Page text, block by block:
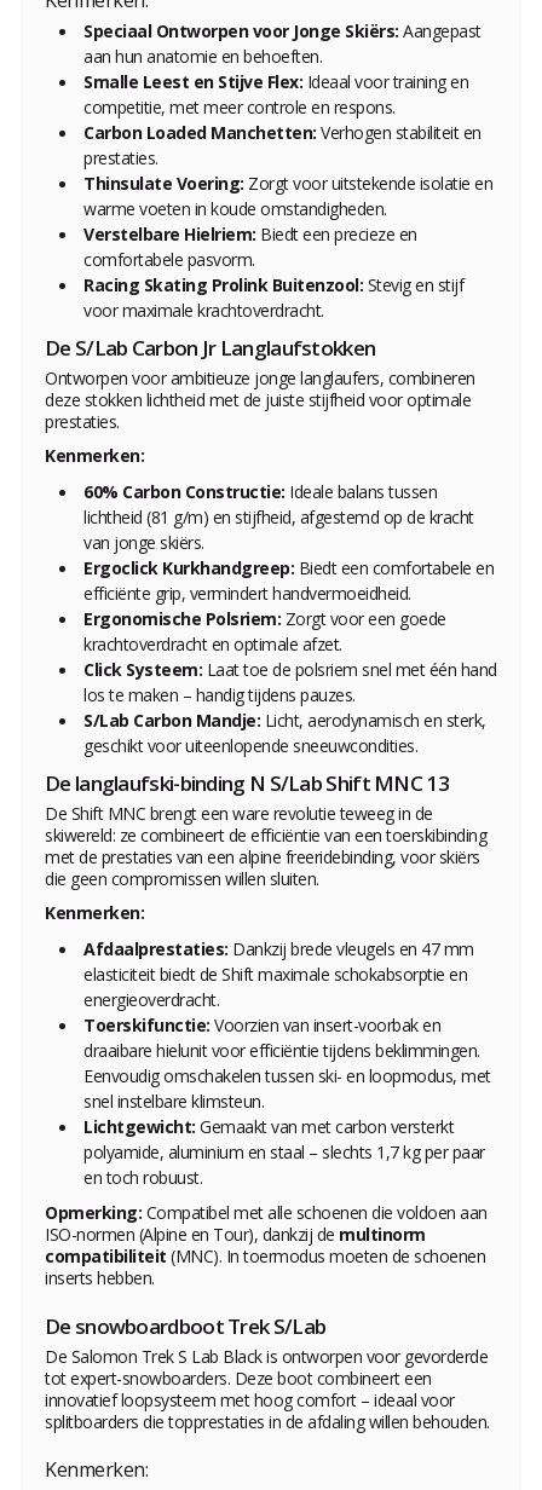
Speciaal Ontworpen voor Jonge Skiërs: Aangepast
aan hun anatomie en behoeften.
Smalle Leest en Stijve Flex: Ideaal voor training en
competitie, met meer controle en respons.
Carbon Loaded Manchetten: Verhogen stabiliteit en
prestaties.
Thinsulate Voering: Zorgt voor uitstekende isolatie en
warme voeten in koude omstandigheden.
Verstelbare Hielriem: Biedt een precieze en
comfortabele pasvorm.
Racing Skating Prolink Buitenzool: Stevig en stijf
voor maximale krachtoverdracht.
De S/Lab Carbon Jr Langlaufstokken
Ontworpen voor ambitieuze jonge langlaufers, combineren
deze stokken lichtheid met de juiste stijfheid voor optimale
prestaties.
Kenmerken:
60% Carbon Constructie: Ideale balans tussen
lichtheid (81 g/m) en stijfheid, afgestemd op de kracht
van jonge skiërs.
Ergoclick Kurkhandgreep: Biedt een comfortabele en
efficiënte grip, vermindert handvermoeidheid.
Ergonomische Polsriem: Zorgt voor een goede
krachtoverdracht en optimale afzet.
Click Systeem: Laat toe de polsriem snel met één hand
los te maken – handig tijdens pauzes.
S/Lab Carbon Mandje: Licht, aerodynamisch en sterk,
geschikt voor uiteenlopende sneeuwcondities.
De langlaufski-binding N S/Lab Shift MNC 13
De Shift MNC brengt een ware revolutie teweeg in de
skiwereld: ze combineert de efficiëntie van een toerskibinding
met de prestaties van een alpine freeridebinding, voor skiërs
die geen compromissen willen sluiten.
Kenmerken:
Afdaalprestaties: Dankzij brede vleugels en 47 mm
elasticiteit biedt de Shift maximale schokabsorptie en
energieoverdracht.
Toerskifunctie: Voorzien van insert-voorbak en
draaibare hielunit voor efficiëntie tijdens beklimmingen.
Eenvoudig omschakelen tussen ski- en loopmodus, met
snel instelbare klimsteun.
Lichtgewicht: Gemaakt van met carbon versterkt
polyamide, aluminium en staal – slechts 1,7 kg per paar
en toch robuust.
Opmerking: Compatibel met alle schoenen die voldoen aan
ISO-normen (Alpine en Tour), dankzij de multinorm
compatibiliteit (MNC). In toermodus moeten de schoenen
inserts hebben.
De snowboardboot Trek S/Lab
De Salomon Trek S Lab Black is ontworpen voor gevorderde
tot expert-snowboarders. Deze boot combineert een
innovatief loopsysteem met hoog comfort – ideaal voor
splitboarders die topprestaties in de afdaling willen behouden.
Kenmerken: